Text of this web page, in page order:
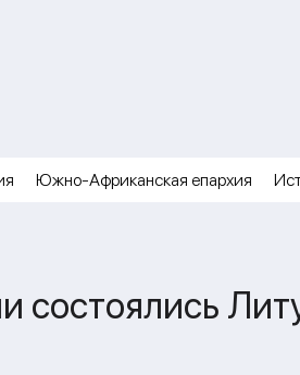
Южно-Африканская епархия
состоялись